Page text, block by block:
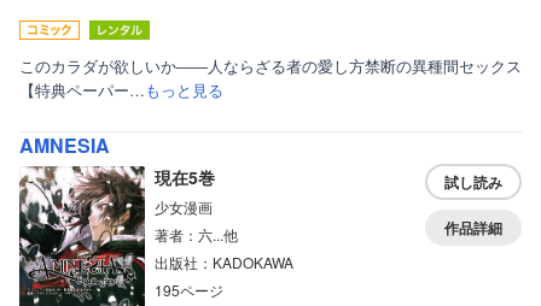
このカラダが欲しいか――人ならざる者の愛し方禁断の異種間セックス
【特典ペーパー…もっと見る
AMNESIA
現在5巻
少女漫画
著者：六...他
出版社：KADOKAWA
195ページ
試し読み
作品詳細